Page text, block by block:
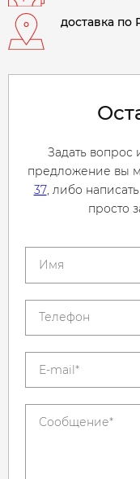
доставка по
Задать вопрос
предложение вы
37, либо
просто